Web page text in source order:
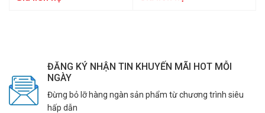
ĐĂNG KÝ NHẬN TIN KHUYẾN MÃI HOT MỖI
NGÀY
Đừng bỏ lỡ hàng ngàn sản phẩm từ chương trình siêu
hấp dẫn